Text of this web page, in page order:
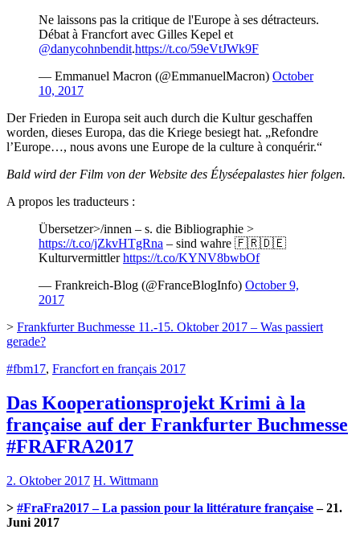
Ne laissons pas la critique de l'Europe à ses détracteurs.
Débat à Francfort avec Gilles Kepel et
@danycohnbendit.https://t.co/59eVtJWk9F
— Emmanuel Macron (@EmmanuelMacron) October
10, 2017
Der Frieden in Europa seit auch durch die Kultur geschaffen
worden, dieses Europa, das die Kriege besiegt hat. „Refondre
l’Europe…, nous avons une Europe de la culture à conquérir.“
Bald wird der Film von der Website des Élyséepalastes hier folgen.
A propos les traducteurs :
Übersetzer>/innen – s. die Bibliographie >
https://t.co/jZkvHTgRna – sind wahre 🇫🇷🇩🇪
Kulturvermittlerhttps://t.co/KYNV8bwbOf
— Frankreich-Blog (@FranceBlogInfo) October 9,
2017
> Frankfurter Buchmesse 11.-15. Oktober 2017 – Was passiert
gerade?
#fbm17, Francfort en français 2017
Das Kooperationsprojekt Krimi à la
française auf der Frankfurter Buchmesse
#FRAFRA2017
2. Oktober 2017 H. Wittmann
> #FraFra2017 – La passion pour la littérature française– 21.
Juni 2017